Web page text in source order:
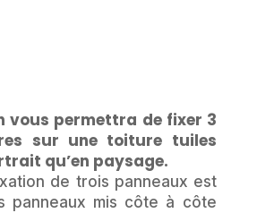
vous permettra de fixer 3
sur une toiture tuiles
qu’en paysage.
de trois panneaux est
panneaux mis côte à côte